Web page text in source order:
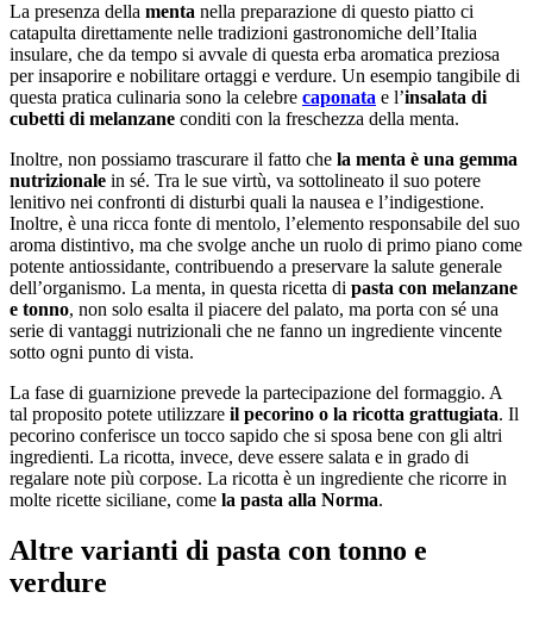
La presenza della menta nella preparazione di questo piatto ci
catapulta direttamente nelle tradizioni gastronomiche dell’Italia
insulare, che da tempo si avvale di questa erba aromatica preziosa
per insaporire e nobilitare ortaggi e verdure. Un esempio tangibile di
questa pratica culinaria sono la celebre caponata e l’insalata di
cubetti di melanzane conditi con la freschezza della menta.
Inoltre, non possiamo trascurare il fatto che la menta è una gemma
nutrizionale in sé. Tra le sue virtù, va sottolineato il suo potere
lenitivo nei confronti di disturbi quali la nausea e l’indigestione.
Inoltre, è una ricca fonte di mentolo, l’elemento responsabile del suo
aroma distintivo, ma che svolge anche un ruolo di primo piano come
potente antiossidante, contribuendo a preservare la salute generale
dell’organismo. La menta, in questa ricetta di pasta con melanzane
e tonno, non solo esalta il piacere del palato, ma porta con sé una
serie di vantaggi nutrizionali che ne fanno un ingrediente vincente
sotto ogni punto di vista.
La fase di guarnizione prevede la partecipazione del formaggio. A
tal proposito potete utilizzare il pecorino o la ricotta grattugiata. Il
pecorino conferisce un tocco sapido che si sposa bene con gli altri
ingredienti. La ricotta, invece, deve essere salata e in grado di
regalare note più corpose. La ricotta è un ingrediente che ricorre in
molte ricette siciliane, come la pasta alla Norma.
Altre varianti di pasta con tonno e
verdure